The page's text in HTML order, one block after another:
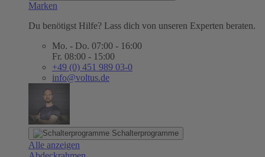
Marken
Du benötigst Hilfe? Lass dich von unseren Experten beraten.
Mo. - Do. 07:00 - 16:00
Fr. 08:00 - 15:00
+49 (0) 451 989 03-0
info@voltus.de
Schalterprogramme
Alle anzeigen